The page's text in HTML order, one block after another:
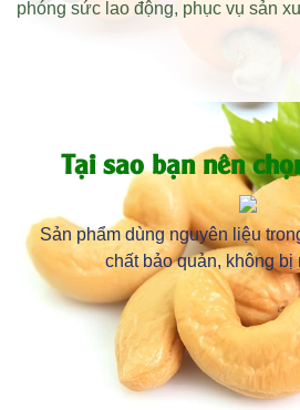
phóng sức lao động, phục vụ sản
Tại sao bạn nên
Sản phẩm dùng nguyên liệu
chất bảo quản, không bị